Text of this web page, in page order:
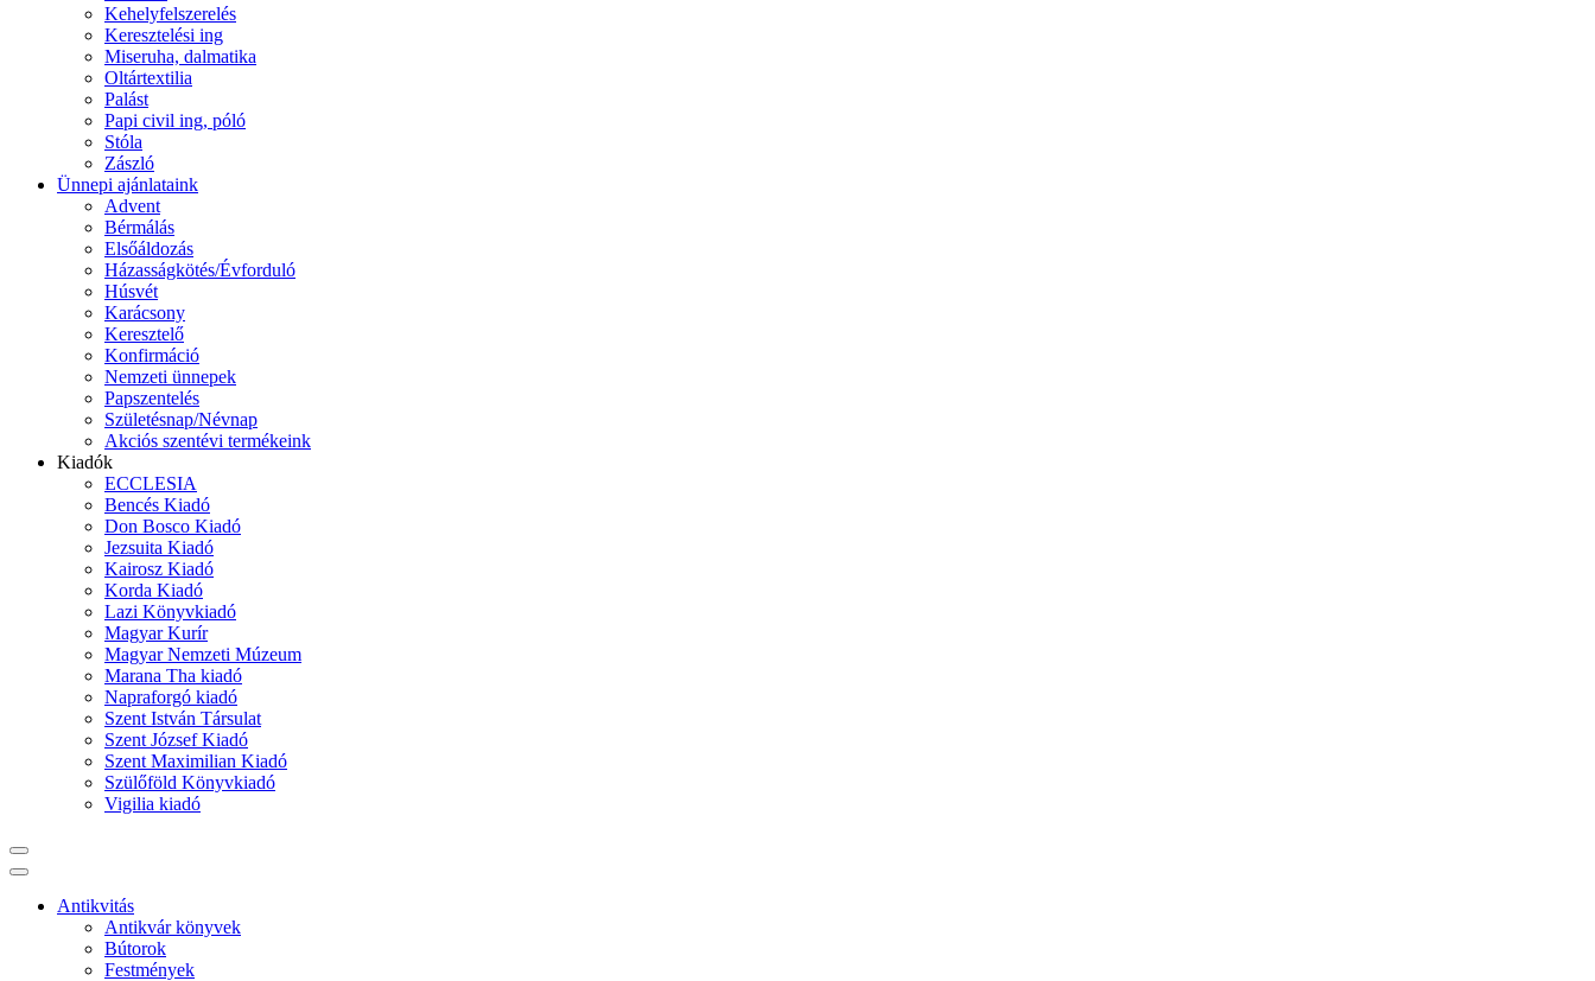
Kehelyfelszerelés
Keresztelési ing
Miseruha, dalmatika
Oltártextilia
Palást
Papi civil ing, póló
Stóla
Zászló
Ünnepi ajánlataink
Advent
Bérmálás
Elsőáldozás
Házasságkötés/Évforduló
Húsvét
Karácsony
Keresztelő
Konfirmáció
Nemzeti ünnepek
Papszentelés
Születésnap/Névnap
Akciós szentévi termékeink
Kiadók
ECCLESIA
Bencés Kiadó
Don Bosco Kiadó
Jezsuita Kiadó
Kairosz Kiadó
Korda Kiadó
Lazi Könyvkiadó
Magyar Kurír
Magyar Nemzeti Múzeum
Marana Tha kiadó
Napraforgó kiadó
Szent István Társulat
Szent József Kiadó
Szent Maximilian Kiadó
Szülőföld Könyvkiadó
Vigilia kiadó
Antikvitás
Antikvár könyvek
Bútorok
Festmények